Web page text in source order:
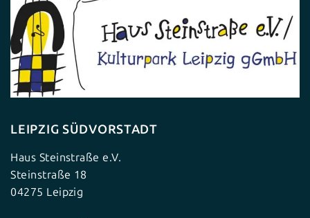
LEIPZIG SÜDVORSTADT
Haus Steinstraße e.V.
Steinstraße 18
04275 Leipzig